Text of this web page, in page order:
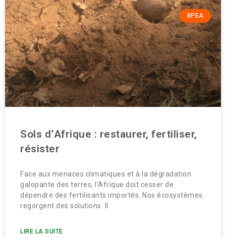
BPEA
Sols d’Afrique : restaurer, fertiliser,
résister
Face aux menaces climatiques et à la dégradation
galopante des terres, l’Afrique doit cesser de
dépendre des fertilisants importés. Nos écosystèmes
regorgent des solutions. Il
LIRE LA SUITE